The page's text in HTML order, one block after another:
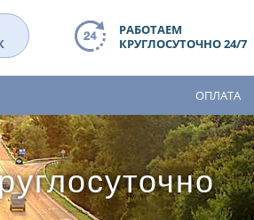
РАБОТАЕМ
КРУГЛОСУТОЧНО 24/7
ОПЛАТА